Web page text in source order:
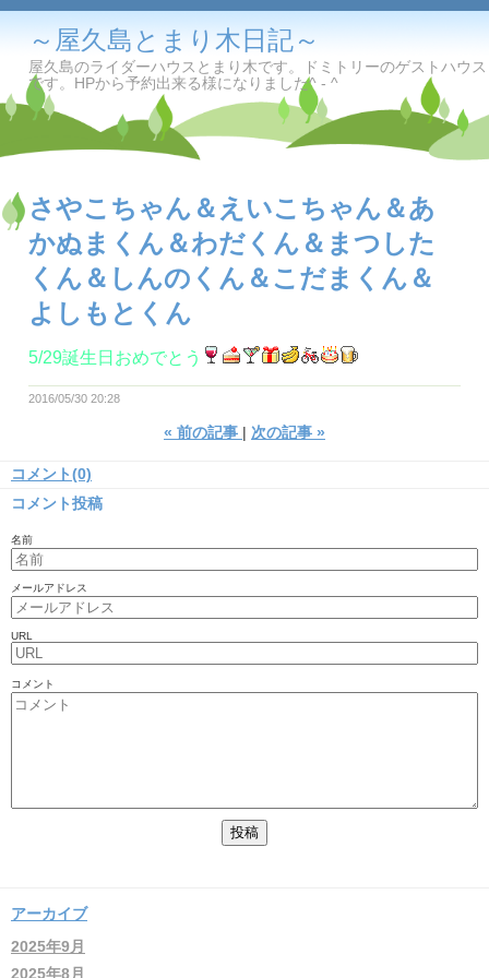
～屋久島とまり木日記～
屋久島のライダーハウスとまり木です。ドミトリーのゲストハウス
です。HPから予約出来る様になりました^ - ^
さやこちゃん＆えいこちゃん＆あ
かぬまくん＆わだくん＆まつした
くん＆しんのくん＆こだまくん＆
よしもとくん
5/29誕生日おめでとう
2016/05/30 20:28
« 前の記事 次の記事 »
コメント(0)
コメント投稿
名前
メールアドレス
URL
コメント
アーカイブ
2025年9月
2025年8月